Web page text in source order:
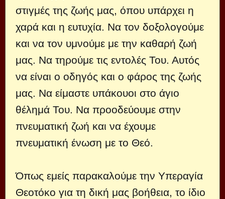
στιγμές της ζωής μας, όπου υπάρχει η
χαρά και η ευτυχία. Να τον δοξολογούμε
και να τον υμνούμε με την καθαρή ζωή
μας. Να τηρούμε τις εντολές Του. Αυτός
να είναι ο οδηγός και ο φάρος της ζωής
μας. Να είμαστε υπάκουοι στο άγιο
θέλημά Του. Να προοδεύουμε στην
πνευματική ζωή και να έχουμε
πνευματική ένωση με το Θεό.
Όπως εμείς παρακαλούμε την Υπεραγία
Θεοτόκο για τη δική μας βοήθεια, το ίδιο